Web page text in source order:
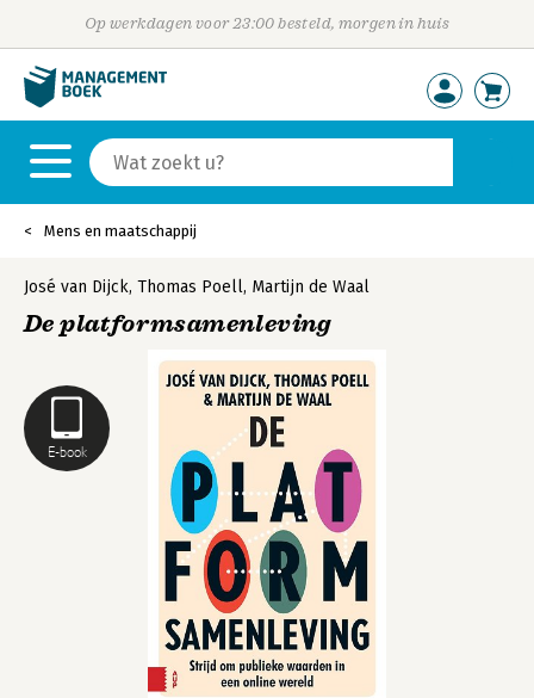
Op werkdagen voor 23:00 besteld, morgen in huis
Mens en maatschappij
E-book
José van Dijck, Thomas Poell, Martijn de Waal
De platformsamenleving